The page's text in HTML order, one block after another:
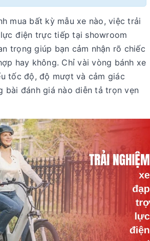
và lựa chọn mẫu xe
tra kích thước và điều chỉnh xe
thực tế trên khu vực test
cuối cùng và giải đáp thắc mắc
nghiệm xe đạp trợ lực điện trực tiếp
trợ lực điện giúp bạn chọn đúng
lâu dài
mua bất kỳ mẫu xe nào, việctrải
điện trực tiếp tại showroom
trọng giúp bạn cảm nhận rõ chiếc
hay không. Chỉ vài vòng bánh xe
tốc độ, độ mượt và cảm giác
bài đánh giá nào diễn tả trọn vẹn